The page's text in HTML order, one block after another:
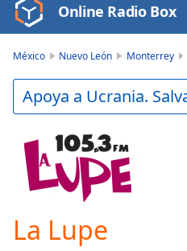
Video
Player
Play
Video
Skip
Backward
Skip
Forward
Current
Time0:00
Online Radio Box
México Nuevo León Monterrey
Apoya a Ucrania.
La Lupe